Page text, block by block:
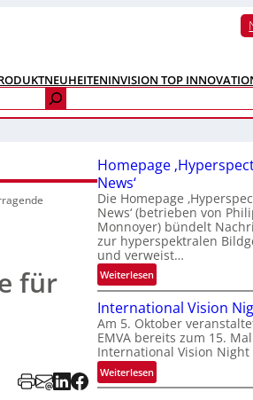
INVISION TOP
für
Homepage
News‘
Die Homepage
News‘ (betrieben von
Monnoyer) bündelt
zur hyperspektralen
und verweist…
Weiterlesen:
H
o
m
e
p
a
g
International Vision
Am 5. Oktober
EMVA bereits zum 15.
International Vision
Weiterlesen:
I